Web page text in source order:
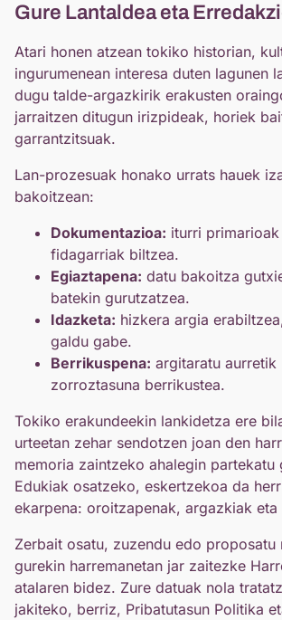
Gure Lantaldea eta
Atari honen atzean tokiko historian,
ingurumenean interesa duten lagunen
dugu talde-argazkirik erakusten
jarraitzen ditugun irizpideak, horiek
garrantzitsuak.
Lan-prozesuak honako urrats hauek
bakoitzean:
Dokumentazioa: iturri
fidagarriak biltzea.
Egiaztapena: datu bakoitza
batekin gurutzatzea.
Idazketa: hizkera argia
galdu gabe.
Berrikuspena: argitaratu aurretik
zorroztasuna berrikustea.
Tokiko erakundeekin lankidetza ere
urteetan zehar sendotzen joan den
memoria zaintzeko ahalegin partekatu
Edukiak osatzeko, eskertzekoa da
ekarpena: oroitzapenak, argazkiak eta
Zerbait osatu, zuzendu edo proposatu
gurekin harremanetan jar zaitezke
atalaren bidez. Zure datuak nola
jakiteko, berriz, Pribatutasun Politika